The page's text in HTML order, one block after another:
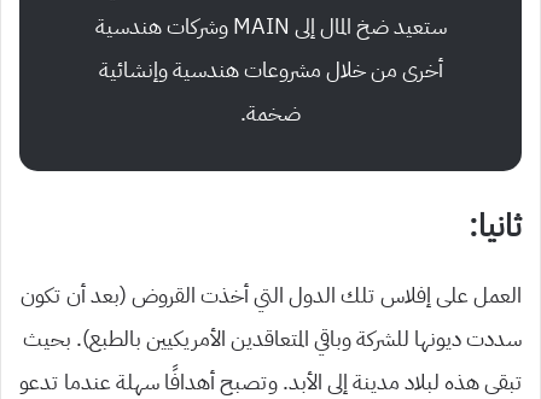
ستعيد ضخ المال إلى MAIN وشركات هندسية
أخرى من خلال مشروعات هندسية وإنشائية
ضخمة.
ثانيا:
العمل على إفلاس تلك الدول التي أخذت القروض (بعد أن تكون
سددت ديونها للشركة وباقي المتعاقدين الأمريكيين بالطبع). بحيث
تبقى هذه لبلاد مدينة إلى الأبد. وتصبح أهدافًا سهلة عندما تدعو